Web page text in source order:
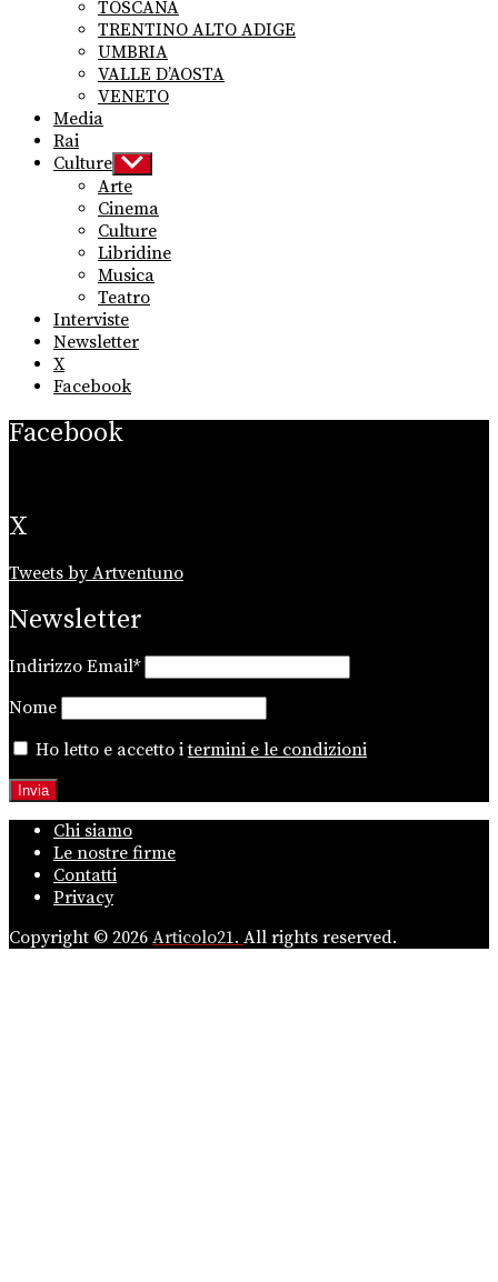
TOSCANA
TRENTINO ALTO ADIGE
UMBRIA
VALLE D’AOSTA
VENETO
Media
Rai
Culture Show
sub
menu
Arte
Cinema
Culture
Libridine
Musica
Teatro
Interviste
Newsletter
X
Facebook
Facebook
X
Tweets by Artventuno
Newsletter
Indirizzo Email*
Nome
Ho letto e accetto itermini e le condizioni
Chi siamo
Le nostre firme
Contatti
Privacy
Copyright © 2026 Articolo21. All rights reserved.